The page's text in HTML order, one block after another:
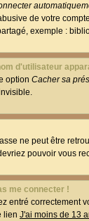
de votre
exemple :
d'utilisateur
option Cacher sa
ne peut être
pouvoir vous
me connecter !
entré correctement
lien J'ai moins de 13